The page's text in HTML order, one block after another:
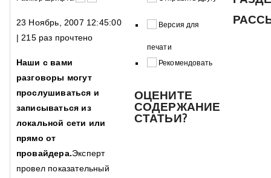
23 Ноябрь, 2007 12:45:00
| 215 раз прочтено
Наши с вами
разговоры могут
прослушиваться и
записываться из
локальной сети или
прямо от
провайдера.Эксперт
провел показательный
Версия для
печати
Рекомендовать
ОЦЕНИТЕ
СОДЕРЖАНИЕ
СТАТЬИ?